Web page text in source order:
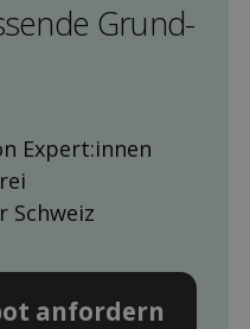
Grund­
Expert:innen
Schweiz
anfordern